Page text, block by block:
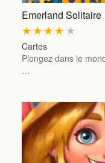
Emerland Solitaire
★
★
★
★
★
Cartes
Plongez dans le
…